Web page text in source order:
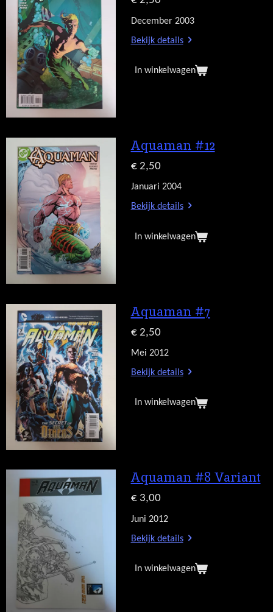
December 2003
Bekijk details
In winkelwagen
Aquaman #12
€ 2,50
Januari 2004
Bekijk details
In winkelwagen
Aquaman #7
€ 2,50
Mei 2012
Bekijk details
In winkelwagen
Aquaman #8 Variant
€ 3,00
Juni 2012
Bekijk details
In winkelwagen